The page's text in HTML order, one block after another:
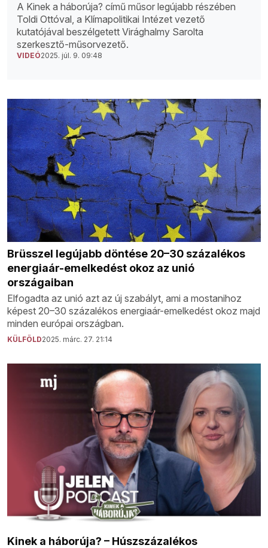
A Kinek a háborúja? című műsor legújabb részében
Toldi Ottóval, a Klímapolitikai Intézet vezető
kutatójával beszélgetett Virághalmy Sarolta
szerkesztő-műsorvezető.
VIDEÓ2025. júl. 9. 09:48
Brüsszel legújabb döntése 20–30 százalékos
energiaár-emelkedést okoz az unió
országaiban
Elfogadta az unió azt az új szabályt, ami a mostanihoz
képest 20–30 százalékos energiaár-emelkedést okoz majd
minden európai országban.
KÜLFÖLD2025. márc. 27. 21:14
Kinek a háborúja? – Húszszázalékos